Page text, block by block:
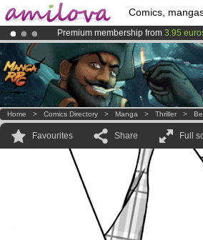
Comics,
Premium membership from 3.95
AmilovaKickstarter is now LIVE!.
Already 100000membersand 1000
Home > Comics Directory > Manga > Thriller >
Favourites Share Full